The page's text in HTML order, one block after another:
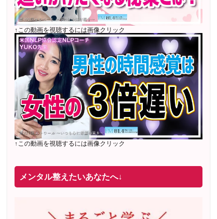
2022年4月 米国NLP協会認定NLPコーチ及び日本NLP能
力開発協会認定NLPコーチ資格取得
↑この動画を視聴するには画像クリック
↑この動画を視聴するには画像クリック
メンタル整えたいあなたへ↓